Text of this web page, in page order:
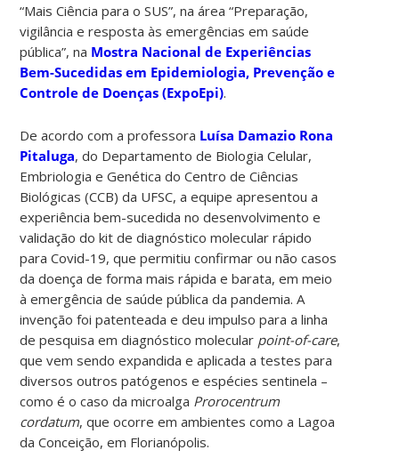
“Mais Ciência para o SUS”, na área “Preparação,
vigilância e resposta às emergências em saúde
pública”, na Mostra Nacional de Experiências
Bem-Sucedidas em Epidemiologia, Prevenção e
Controle de Doenças (ExpoEpi).
De acordo com a professora Luísa Damazio Rona
Pitaluga, do Departamento de Biologia Celular,
Embriologia e Genética do Centro de Ciências
Biológicas (CCB) da UFSC, a equipe apresentou a
experiência bem-sucedida no desenvolvimento e
validação do kit de diagnóstico molecular rápido
para Covid-19, que permitiu confirmar ou não casos
da doença de forma mais rápida e barata, em meio
à emergência de saúde pública da pandemia. A
invenção foi patenteada e deu impulso para a linha
de pesquisa em diagnóstico molecular point-of-care,
que vem sendo expandida e aplicada a testes para
diversos outros patógenos e espécies sentinela –
como é o caso da microalga Prorocentrum
cordatum, que ocorre em ambientes como a Lagoa
da Conceição, em Florianópolis.